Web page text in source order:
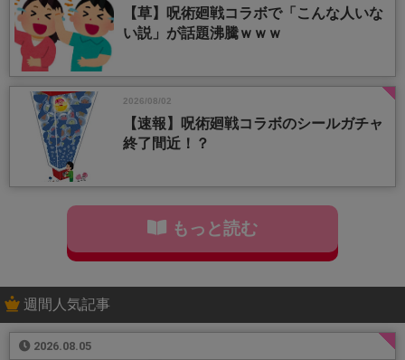
【草】呪術廻戦コラボで「こんな人いな
い説」が話題沸騰ｗｗｗ
2026/08/02
【速報】呪術廻戦コラボのシールガチャ
終了間近！？
もっと読む
週間人気記事
2026.08.05